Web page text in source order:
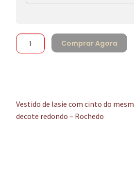
Comprar Agora
Vestido de lasie com cinto do
decote redondo – Rochedo